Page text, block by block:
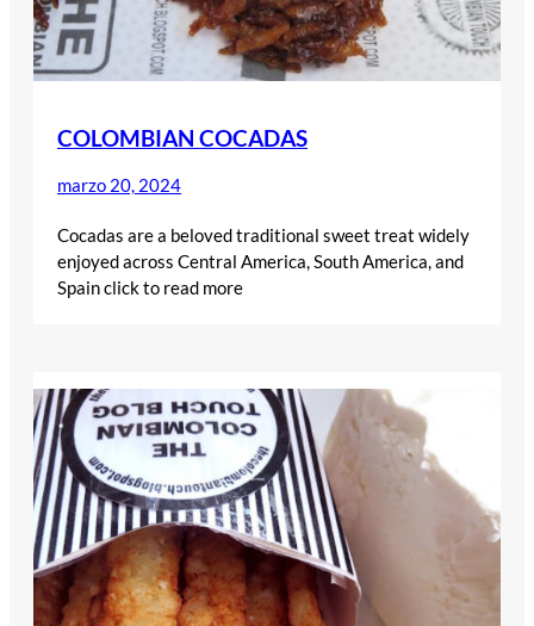
COLOMBIAN COCADAS
marzo 20, 2024
Cocadas are a beloved traditional sweet treat widely
enjoyed across Central America, South America, and
Spain click to read more